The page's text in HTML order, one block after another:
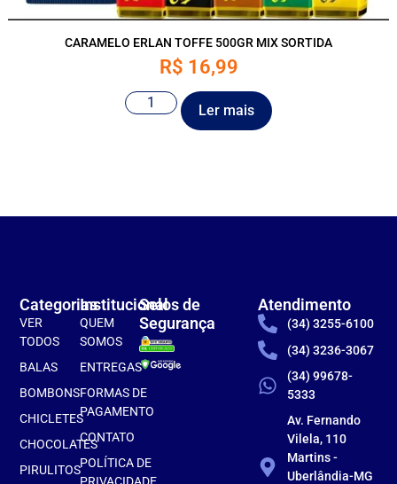
CARAMELO ERLAN TOFFE 500GR MIX SORTIDA
R$ 16,99
Ler mais
Institucional
QUEM
SOMOS
ENTREGAS
FORMAS DE
PAGAMENTO
CONTATO
POLÍTICA DE
Categorias
VER
TODOS
BALAS
BOMBONS
CHICLETES
CHOCOLATES
PIRULITOS
Atendimento
(34) 3255-6100
(34) 3236-3067
(34) 99678-
5333
Av. Fernando
Vilela, 110
Martins -
Uberlândia-MG
Selos de
Segurança